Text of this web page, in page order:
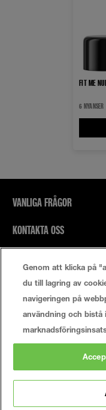
FIT ME
6 NYANSER
VANLIGA FRÅGOR
KONTAKTA OSS
Cookie-Inställningar
Den här webbplatsen är för
MANUFACTURER/
Maybelline New York
Genom att klicka på
du till lagring av
navigeringen på
användning och bistå